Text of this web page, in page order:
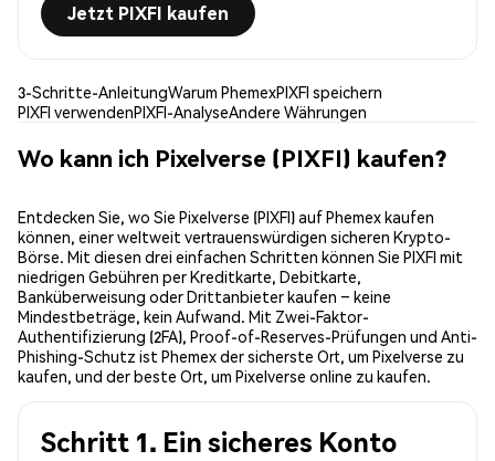
Jetzt PIXFI kaufen
3-Schritte-AnleitungWarum PhemexPIXFI speichern
PIXFI verwendenPIXFI-AnalyseAndere Währungen
Wo kann ich Pixelverse (PIXFI) kaufen?
Entdecken Sie, wo Sie Pixelverse (PIXFI) auf Phemex kaufen
können, einer weltweit vertrauenswürdigen sicheren Krypto-
Börse. Mit diesen drei einfachen Schritten können Sie PIXFI mit
niedrigen Gebühren per Kreditkarte, Debitkarte,
Banküberweisung oder Drittanbieter kaufen – keine
Mindestbeträge, kein Aufwand. Mit Zwei-Faktor-
Authentifizierung (2FA), Proof-of-Reserves-Prüfungen und Anti-
Phishing-Schutz ist Phemex der sicherste Ort, um Pixelverse zu
kaufen, und der beste Ort, um Pixelverse online zu kaufen.
Schritt 1. Ein sicheres Konto